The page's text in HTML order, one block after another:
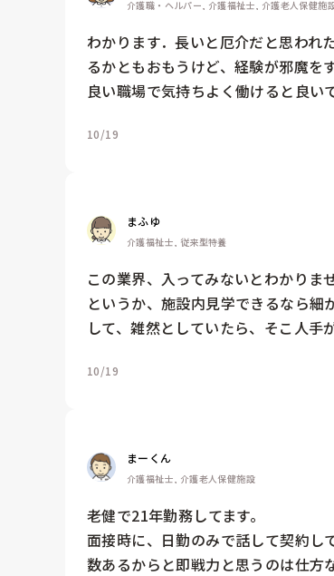
介護職・ヘルパー, 介護福祉士, 介護老人保健施
わかります．長いと厄介だと思われ
るかともおもうけど、経験が邪魔を
良い職場で気持ちよく働けると良い
10/19
まふゆ
介護福祉士, 従来型特養
この業界、入ってみないとわかり
というか、施設内見学できるなら
して、雑然としていたら、そこ人手
10/19
まーくん
介護福祉士, 介護老人保健施設
老健で21年勤務してます。
面接時に、日勤のみで話して契約し
数あるからと即戦力と思うのは仕方